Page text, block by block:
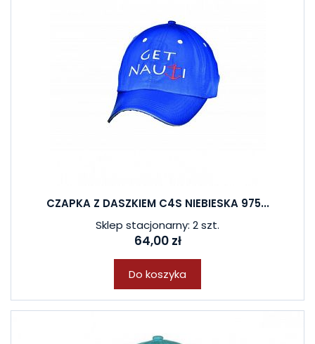
CZAPKA Z DASZKIEM C4S NIEBIESKA 975...
Sklep stacjonarny: 2 szt.
64,00 zł
Do koszyka